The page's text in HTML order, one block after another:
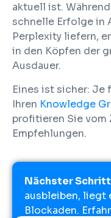
aktuell ist.
schnelle Erfolge in
Perplexity liefern,
in den Köpfen der
Ausdauer.
Eines ist sicher: Je
Ihren Knowledge
profitieren Sie vom
Empfehlungen.
Nächster
ausbleiben, liegt
Blockaden.